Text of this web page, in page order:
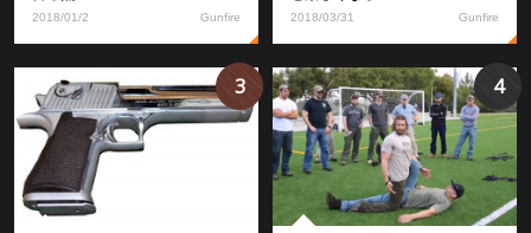
2018/01/2 Gunfire 2018/03/31 Gunfire
3 4